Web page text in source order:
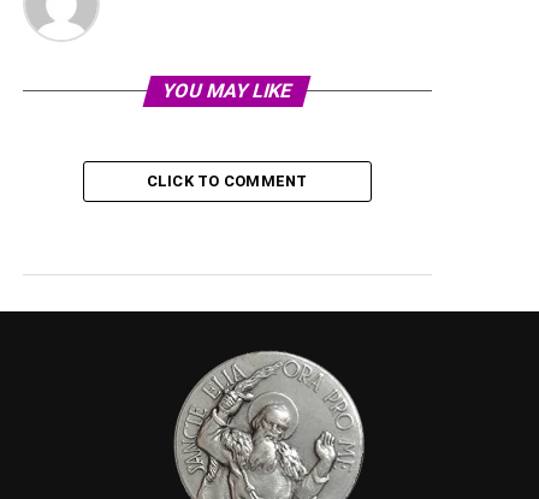
YOU MAY LIKE
CLICK TO COMMENT